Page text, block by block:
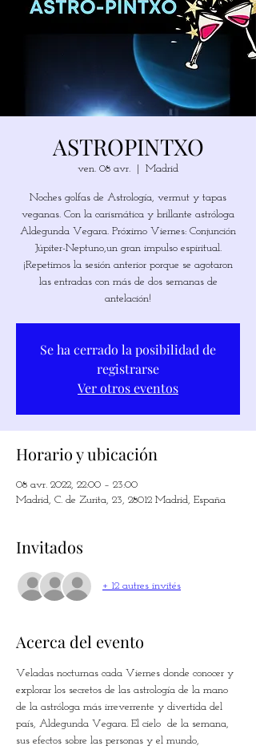
ASTROPINTXO
ven. 08 avr. Madrid
Noches golfas de Astrología, vermut y tapas
veganas. Con la carismática y brillante astróloga
Aldegunda Vegara. Próximo Viernes: Conjunción
Júpiter-Neptuno,un gran impulso espiritual.
¡Repetimos la sesión anterior porque se agotaron
las entradas con más de dos semanas de
Se ha cerrado la posibilidad de
registrarse
Ver otros eventos
Horario y ubicación
08 avr. 2022, 22:00 – 23:00
Madrid, C. de Zurita, 23, 28012 Madrid, España
Invitados
+ 12 autres invités
Acerca del evento
Veladas nocturnas cada Viernes donde conocer y
explorar los secretos de las astrología de la mano
de la astróloga más irreverrente y divertida del
país, Aldegunda Vegara. El cielo  de la semana,
sus efectos sobre las personas y el mundo,